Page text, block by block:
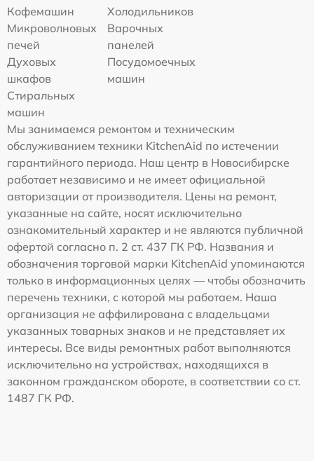
Кофемашин
Холодильников
Микроволновых
печей
Варочных
панелей
Духовых
шкафов
Посудомоечных
машин
Стиральных
машин
Мы занимаемся ремонтом и техническим
обслуживанием техники KitchenAid по истечении
гарантийного периода. Наш центр в Новосибирске
работает независимо и не имеет официальной
авторизации от производителя. Цены на ремонт,
указанные на сайте, носят исключительно
ознакомительный характер и не являются публичной
офертой согласно п. 2 ст. 437 ГК РФ. Названия и
обозначения торговой марки KitchenAid упоминаются
только в информационных целях — чтобы обозначить
перечень техники, с которой мы работаем. Наша
организация не аффилирована с владельцами
указанных товарных знаков и не представляет их
интересы. Все виды ремонтных работ выполняются
исключительно на устройствах, находящихся в
законном гражданском обороте, в соответствии со ст.
1487 ГК РФ.